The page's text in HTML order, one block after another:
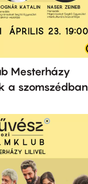
Mesterházy
a szomszédban